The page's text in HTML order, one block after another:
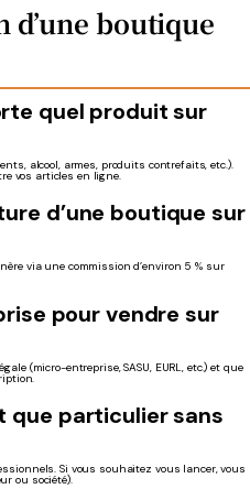
d’une boutique
quel produit sur
alcool, armes, produits contrefaits, etc.).
vos articles en ligne.
d’une boutique sur
via une commission d’environ 5 % sur
pour vendre sur
(micro-entreprise, SASU, EURL, etc.) et que
que particulier sans
Si vous souhaitez vous lancer, vous
ou société).